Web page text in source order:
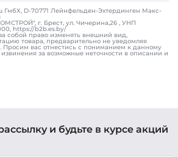
ГмбХ, D-70771 Лейнфельден-Эхтердинген Макс-
г. Брест, ул. Чичерина,26 , УНП
https://b2b.es.by/
собой право изменять внешний вид,
товара, предварительно не уведомляя
Просим вас отнестись с пониманием к данному
за возможные неточности в описании и
и будьте в курсе акций